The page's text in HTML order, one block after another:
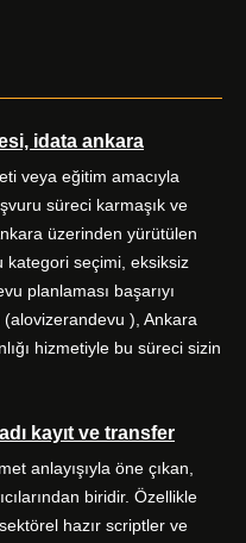
idata ankara
veya eğitim amacıyla
süreci karmaşık ve
üzerinden yürütülen
kategori seçimi, eksiksiz
planlaması başarıyı
), Ankara
hizmetiyle bu süreci sizin
kayıt ve transfer
anlayışıyla öne çıkan,
biridir. Özellikle
hazır scriptler ve